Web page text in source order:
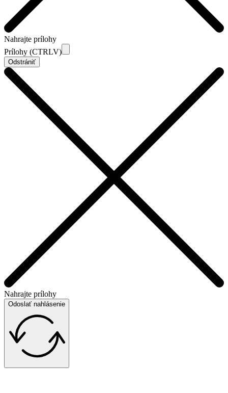
Nahrajte prílohy
Prílohy (CTRLV)
Odstrániť
Nahrajte prílohy
Odoslať nahlásenie